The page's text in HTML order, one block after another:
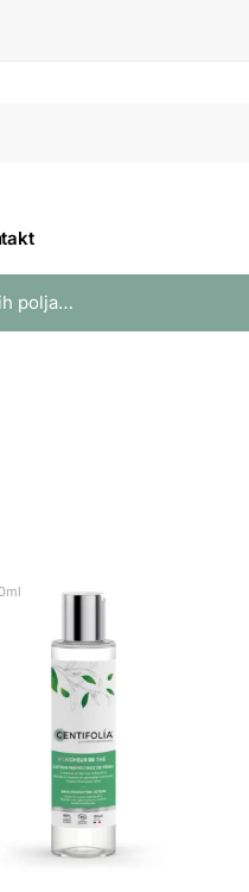
polja…